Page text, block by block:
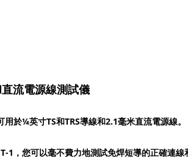
流電源線測試儀
用於¼英寸TS和TRS導線和2.1毫米直流電源線。
1，您可以毫不費力地測試免焊短導的正確連線